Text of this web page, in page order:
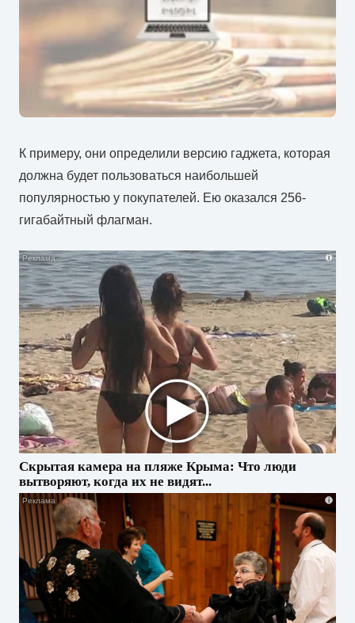
К примеру, они определили версию гаджета, которая
должна будет пользоваться наибольшей
популярностью у покупателей. Ею оказался 256-
гигабайтный флагман.
i
Скрытая камера на пляже Крыма: Что люди
вытворяют, когда их не видят...
i